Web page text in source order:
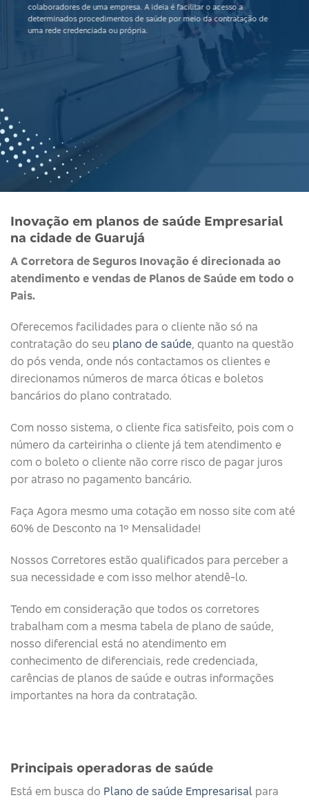
colaboradores de uma empresa. A ideia é facilitar o acesso a
determinados procedimentos de saúde por meio da contratação de
uma rede credenciada ou própria.
Inovação em planos de saúde Empresarial
na cidade de Guarujá
A Corretora de Seguros Inovação é direcionada ao
atendimento e vendas de Planos de Saúde em todo o
Pais.
Oferecemos facilidades para o cliente não só na
contratação do seu plano de saúde, quanto na questão
do pós venda, onde nós contactamos os clientes e
direcionamos números de marca óticas e boletos
bancários do plano contratado.
Com nosso sistema, o cliente fica satisfeito, pois com o
número da carteirinha o cliente já tem atendimento e
com o boleto o cliente não corre risco de pagar juros
por atraso no pagamento bancário.
Faça Agora mesmo uma cotação em nosso site com até
60% de Desconto na 1º Mensalidade!
Nossos Corretores estão qualificados para perceber a
sua necessidade e com isso melhor atendê-lo.
Tendo em consideração que todos os corretores
trabalham com a mesma tabela de plano de saúde,
nosso diferencial está no atendimento em
conhecimento de diferenciais, rede credenciada,
carências de planos de saúde e outras informações
importantes na hora da contratação.
Principais operadoras de saúde​
Está em busca do Plano de saúde Empresarisal para